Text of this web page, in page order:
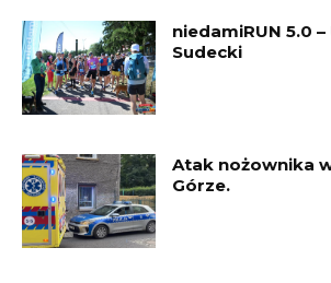
niedamiRUN 5.0
Sudecki
Atak nożownika
Górze.